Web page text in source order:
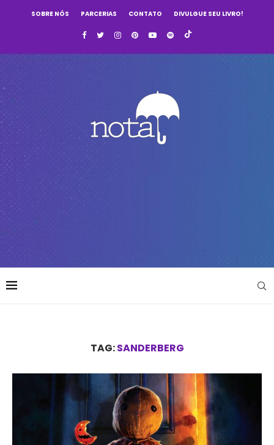
SOBRE NÓS PARCERIAS CONTATO DIVULGUE SEU LIVRO!
TAG:SANDERBERG